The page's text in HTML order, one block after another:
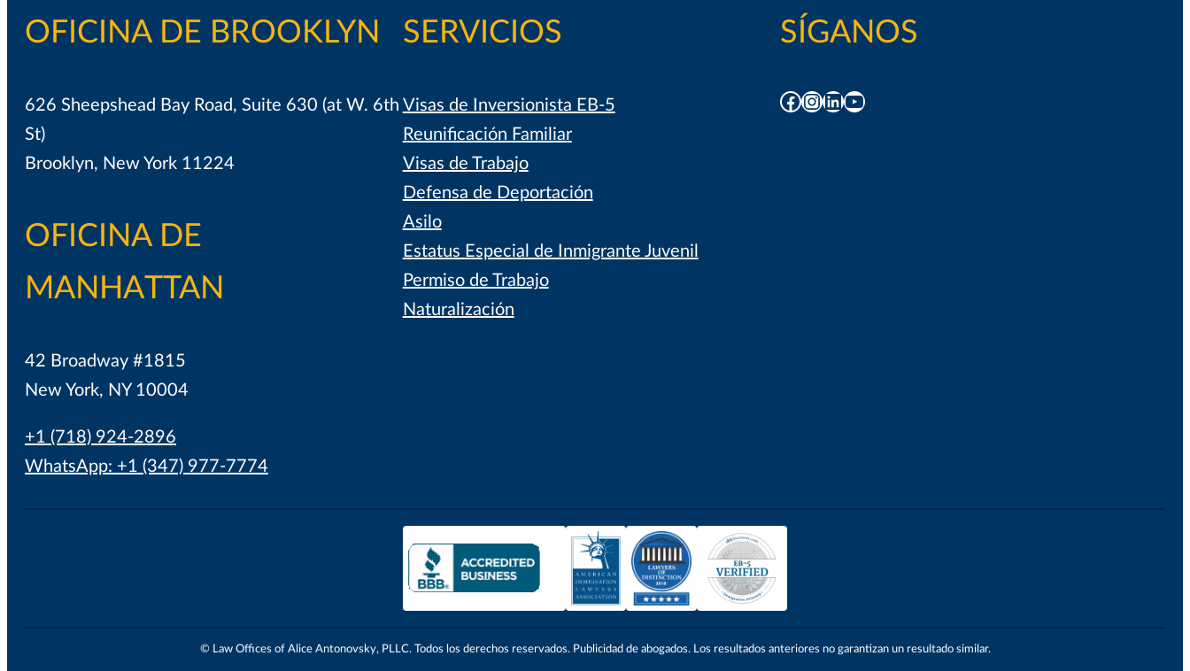
OFICINA DE BROOKLYN
626 Sheepshead Bay Road, Suite 630 (at W. 6th
St)
Brooklyn, New York 11224
OFICINA DE
MANHATTAN
42 Broadway #1815
New York, NY 10004
+1 (718) 924-2896
WhatsApp: +1 (347) 977-7774
SERVICIOS
Visas de Inversionista EB-5
Reunificación Familiar
Visas de Trabajo
Defensa de Deportación
Asilo
Estatus Especial de Inmigrante Juvenil
Permiso de Trabajo
Naturalización
SÍGANOS
Facebook
Instagram
LinkedIn
YouTube
© Law Offices of Alice Antonovsky, PLLC. Todos los derechos reservados. Publicidad de abogados. Los resultados anteriores no garantizan un resultado similar.